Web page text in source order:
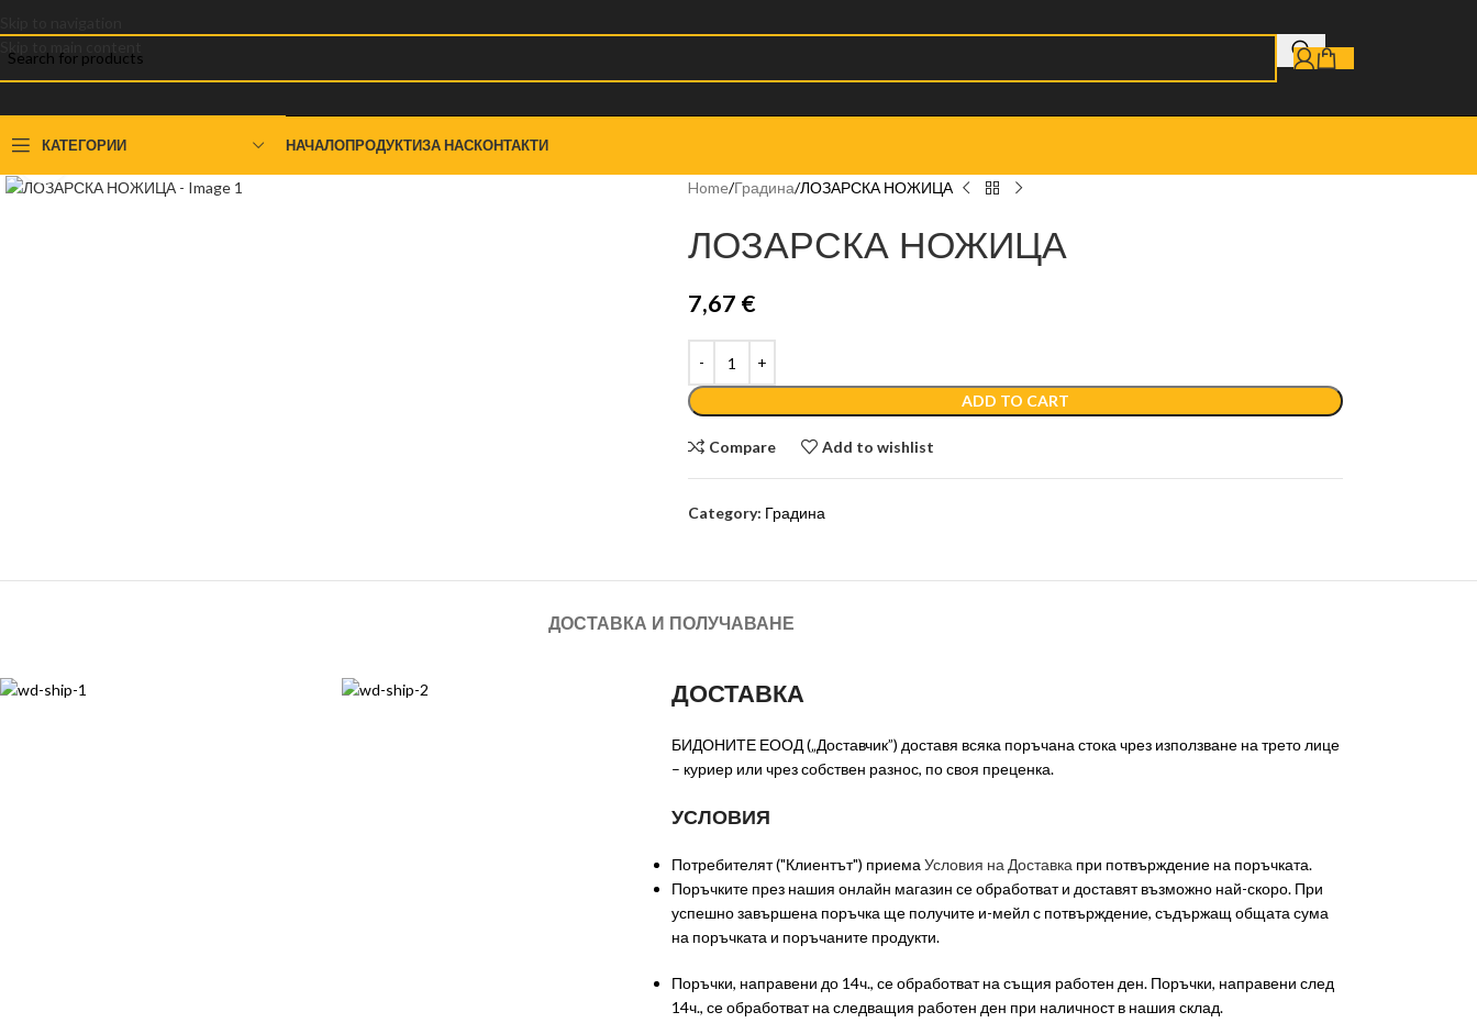
КАТЕГОРИИ НАЧАЛОПРОДУКТИЗА НАСКОНТАКТИ
Click to enlarge
Home Градина ЛОЗАРСКА НОЖИЦА
ЛОЗАРСКА НОЖИЦА
7,67 €
ADD TO CART
Compare Add to wishlist
Category: Градина
ДОСТАВКА И ПОЛУЧАВАНЕ
ДОСТАВКА
БИДОНИТЕ ЕООД („Доставчик”) доставя всяка поръчана стока чрез използване на трето лице
– куриер или чрез собствен разнос, по своя преценка.
УСЛОВИЯ
Потребителят ("Клиентът") приема Условия на Доставка при потвърждение на поръчката.
Поръчките през нашия онлайн магазин се обработват и доставят възможно най-скоро. При
успешно завършена поръчка ще получите и-мейл с потвърждение, съдържащ общата сума
на поръчката и поръчаните продукти.
Поръчки, направени до 14ч., се обработват на същия работен ден. Поръчки, направени след
14ч., се обработват на следващия работен ден при наличност в нашия склад.